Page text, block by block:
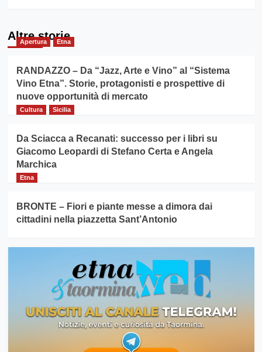
Altre storie
Apertura Etna
RANDAZZO – Da “Jazz, Arte e Vino” al “Sistema
Vino Etna”. Storie, protagonisti e prospettive di
nuove opportunità di mercato
Cultura Sicilia
Da Sciacca a Recanati: successo per i libri su
Giacomo Leopardi di Stefano Certa e Angela
Marchica
Etna
BRONTE – Fiori e piante messe a dimora dai
cittadini nella piazzetta Sant’Antonio